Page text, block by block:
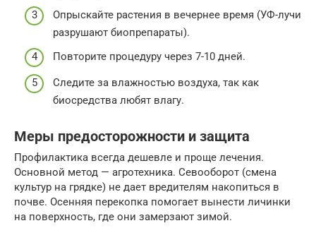
Опрыскайте растения в вечернее время (УФ-лучи
разрушают биопрепараты).
Повторите процедуру через 7-10 дней.
Следите за влажностью воздуха, так как
биосредства любят влагу.
Меры предосторожности и защита
Профилактика всегда дешевле и проще лечения.
Основной метод — агротехника. Севооборот (смена
культур на грядке) не дает вредителям накопиться в
почве. Осенняя перекопка помогает вынести личинки
на поверхность, где они замерзают зимой.